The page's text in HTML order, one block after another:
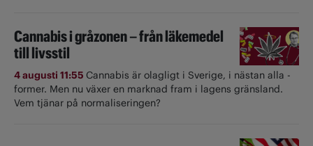
Cannabis i gråzonen – från läkemedel
till livsstil
4 augusti 11:55 Cannabis är olagligt i ­Sverige, i nästan alla ­
former. Men nu växer en marknad fram i lagens gränsland.
Vem tjänar på normaliseringen?